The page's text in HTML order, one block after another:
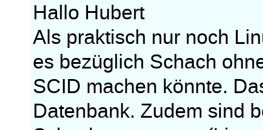
Hallo Hubert
Als praktisch nur noch
es bezüglich Schach
SCID machen könnte.
Datenbank. Zudem sind